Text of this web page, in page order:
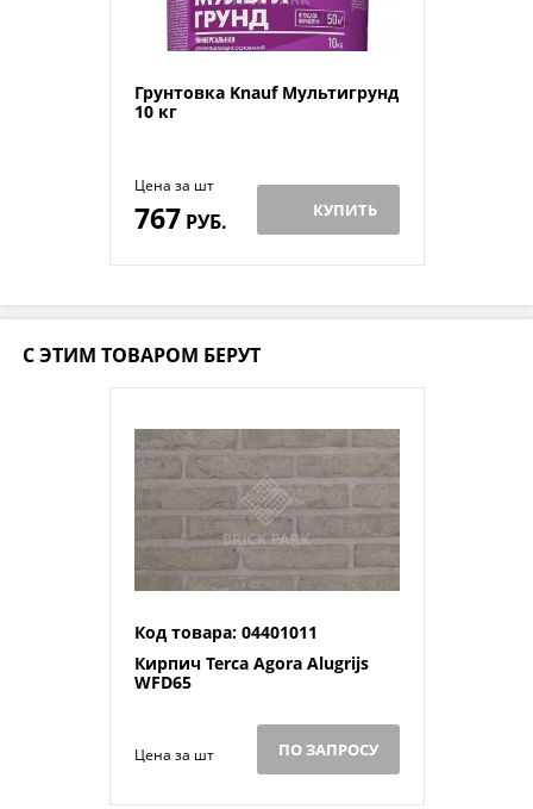
Грунтовка Knauf Мультигрунд
10 кг
Цена за шт
767 РУБ. КУПИТЬ
С ЭТИМ ТОВАРОМ БЕРУТ
Код товара: 04401011
Кирпич Terca Agora Alugrijs
WFD65
Цена за шт ПО ЗАПРОСУ